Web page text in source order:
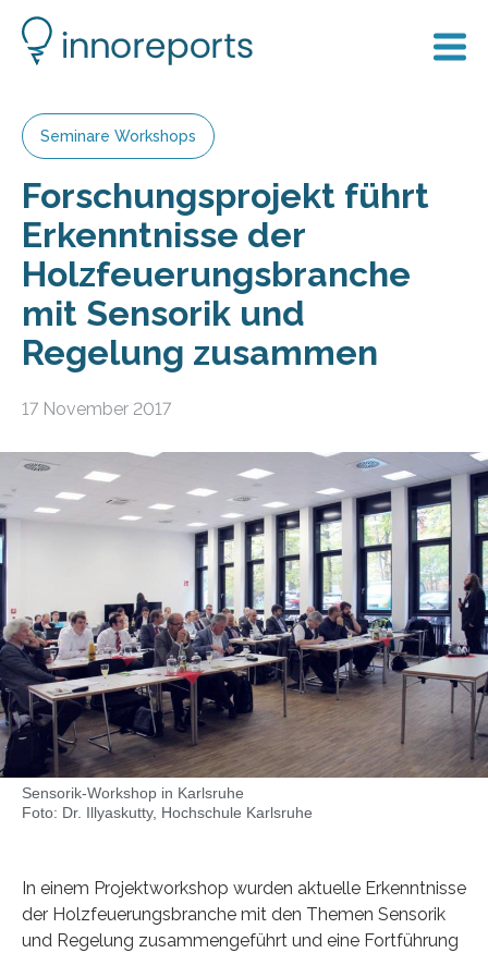
Seminare Workshops
Forschungsprojekt führt
Erkenntnisse der
Holzfeuerungsbranche
mit Sensorik und
Regelung zusammen
17 November 2017
Sensorik-Workshop in Karlsruhe
Foto: Dr. Illyaskutty, Hochschule Karlsruhe
In einem Projektworkshop wurden aktuelle Erkenntnisse
der Holzfeuerungsbranche mit den Themen Sensorik
und Regelung zusammengeführt und eine Fortführung